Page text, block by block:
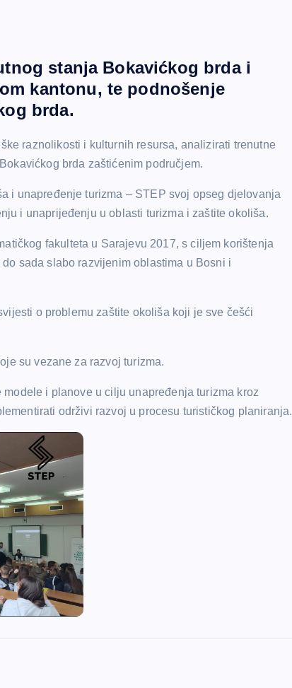
stanja Bokavićkog brda i
kantonu, te podnošenje
brda.
raznolikosti i kulturnih resursa, analizirati trenutne
brda zaštićenim područjem.
i unapređenje turizma – STEP svoj opseg djelovanja
i unaprijeđenju u oblasti turizma i zaštite okoliša.
fakulteta u Sarajevu 2017, s ciljem korištenja
sada slabo razvijenim oblastima u Bosni i
o problemu zaštite okoliša koji je sve češći
su vezane za razvoj turizma.
i planove u cilju unapređenja turizma kroz
održivi razvoj u procesu turističkog planiranja.